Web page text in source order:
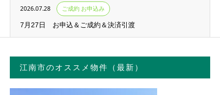
2026.07.28 ご成約 お申込み
7月27日 お申込＆ご成約＆決済引渡
江南市のオススメ物件（最新）